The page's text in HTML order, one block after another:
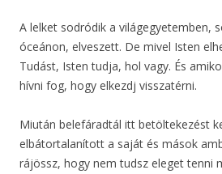
A lelket sodródik a világegyetemben,
óceánon, elveszett. De mivel Isten
Tudást, Isten tudja, hol vagy. És
hívni fog, hogy elkezdj visszatérni.
Miután belefáradtál itt betöltekezést
elbátortalanított a saját és mások
rájössz, hogy nem tudsz eleget tenni